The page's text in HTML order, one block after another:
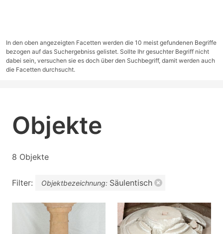
In den oben angezeigten Facetten werden die 10 meist gefundenen Begriffe
bezogen auf das Suchergebniss gelistet. Sollte Ihr gesuchter Begriff nicht
dabei sein, versuchen sie es doch über den Suchbegriff, damit werden auch
die Facetten durchsucht.
Objekte
8 Objekte
Filter: Objektbezeichnung: Säulentisch